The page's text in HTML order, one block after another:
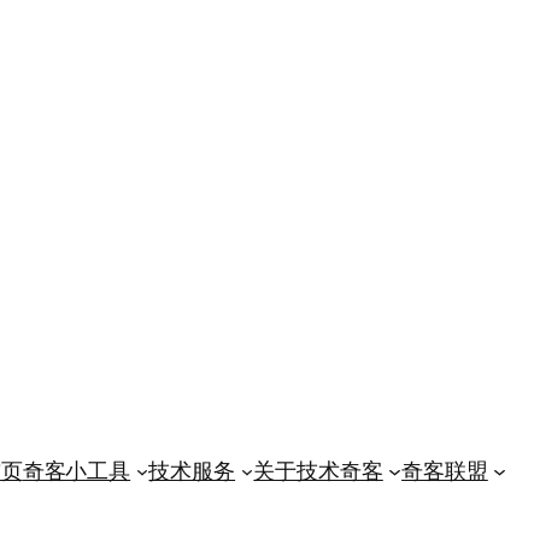
奇客小工具 技术服务 关于技术奇客 奇客联盟